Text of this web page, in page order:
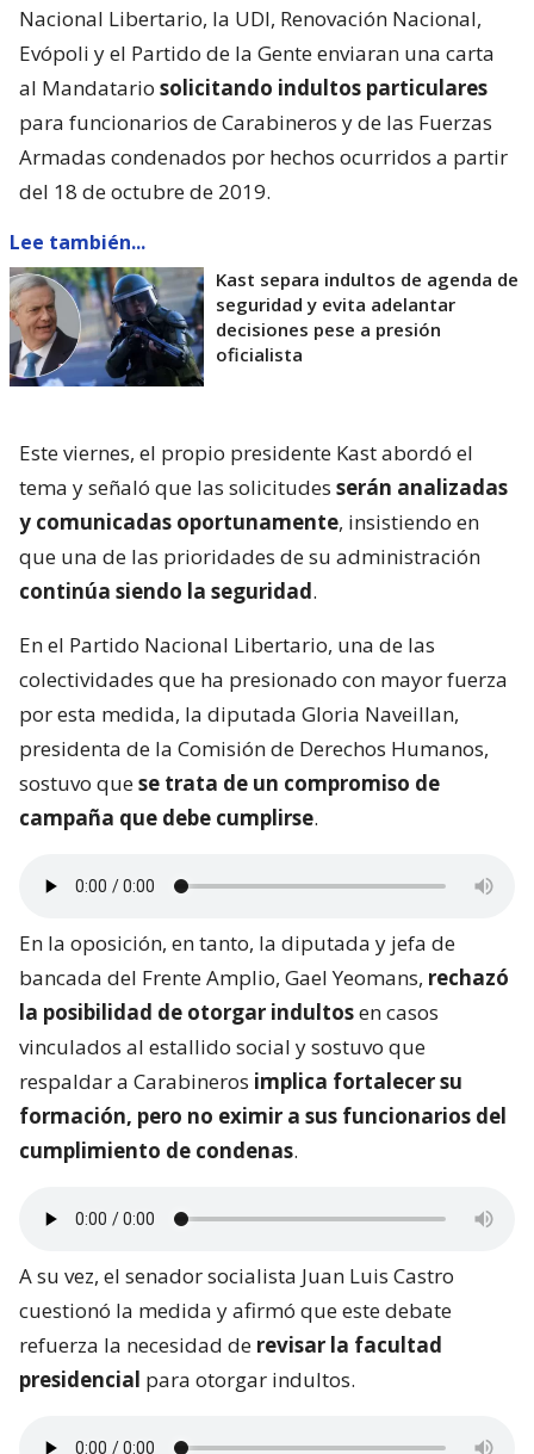
Nacional Libertario, la UDI, Renovación Nacional,
Evópoli y el Partido de la Gente enviaran una carta
al Mandatario solicitando indultos particulares
para funcionarios de Carabineros y de las Fuerzas
Armadas condenados por hechos ocurridos a partir
del 18 de octubre de 2019.
Lee también...
Kast separa indultos de agenda de
seguridad y evita adelantar
decisiones pese a presión
oficialista
Este viernes, el propio presidente Kast abordó el
tema y señaló que las solicitudes serán analizadas
y comunicadas oportunamente, insistiendo en
que una de las prioridades de su administración
continúa siendo la seguridad.
En el Partido Nacional Libertario, una de las
colectividades que ha presionado con mayor fuerza
por esta medida, la diputada Gloria Naveillan,
presidenta de la Comisión de Derechos Humanos,
sostuvo quese trata de un compromiso de
campaña que debe cumplirse.
En la oposición, en tanto, la diputada y jefa de
bancada del Frente Amplio, Gael Yeomans, rechazó
la posibilidad de otorgar indultosen casos
vinculados al estallido social y sostuvo que
respaldar a Carabineros implica fortalecer su
formación, pero no eximir a sus funcionarios del
cumplimiento de condenas.
A su vez, el senador socialista Juan Luis Castro
cuestionó la medida y afirmó que este debate
refuerza la necesidad de revisar la facultad
presidencial para otorgar indultos.